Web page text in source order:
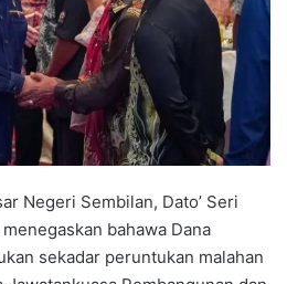
Negeri Sembilan, Dato’ Seri
bahawa Dana
sekadar peruntukan malahan